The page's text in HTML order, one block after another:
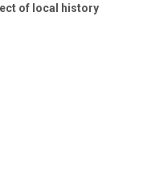
of local history